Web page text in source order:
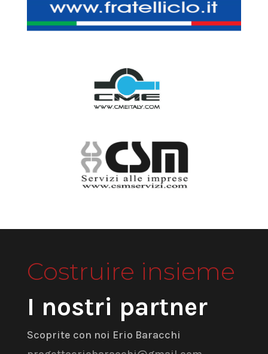
Costruire insieme
I nostri partner
Scoprite con noi Erio Baracchi